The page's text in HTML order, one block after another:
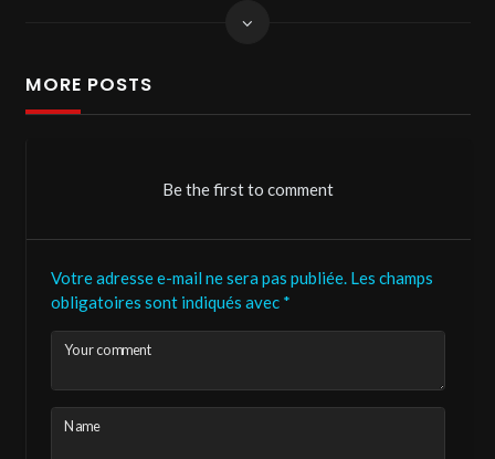
MORE POSTS
Votre adresse e-mail ne sera pas publiée. Les champs
obligatoires sont indiqués avec *
Your comment
Name
Be the first to comment